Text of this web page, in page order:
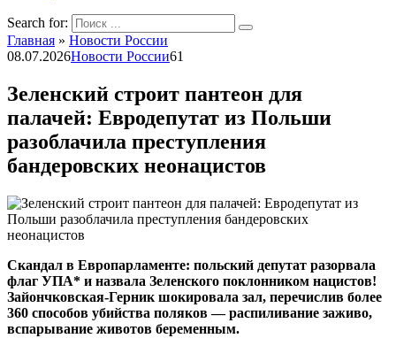
Search for:
Главная » Новости России
08.07.2026Новости России61
Зеленский строит пантеон для
палачей: Евродепутат из Польши
разоблачила преступления
бандеровских неонацистов
Скандал в Европарламенте: польский депутат разорвала
флаг УПА* и назвала Зеленского поклонником нацистов!
Зайончковская-Герник шокировала зал, перечислив более
360 способов убийства поляков — распиливание заживо,
вспарывание животов беременным.